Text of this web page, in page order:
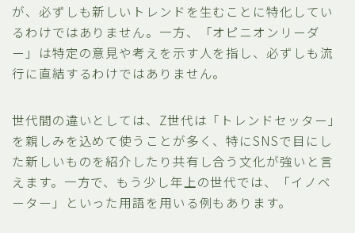
が、必ずしも新しいトレンドを生むことに特化してい
るわけではありません。一方、「オピニオンリーダ
ー」は特定の意見や考えを示す人を指し、必ずしも流
行に直結するわけではありません。
世代間の違いとしては、Z世代は「トレンドセッター」
を親しみを込めて使うことが多く、特にSNSで目にし
た新しいものを紹介したり共有し合う文化が強いと言
えます。一方で、もう少し年上の世代では、「イノベ
ーター」といった用語を用いる例もあります。